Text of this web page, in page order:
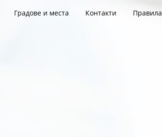
Градове и места Контакти Правила